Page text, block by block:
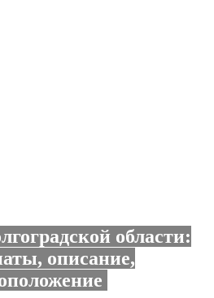
области:
описание,